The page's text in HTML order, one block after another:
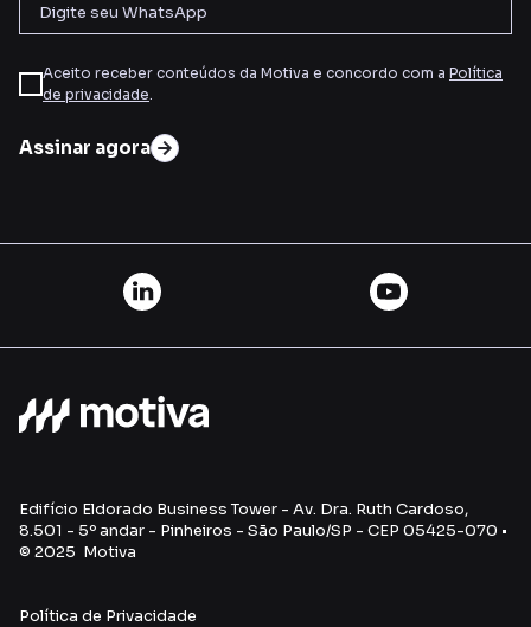
Aceito receber conteúdos da Motiva e concordo com a Política
de privacidade.
Assinar agora
Edifício Eldorado Business Tower - Av. Dra. Ruth Cardoso,
8.501 - 5º andar - Pinheiros - São Paulo/SP - CEP 05425-070 •
© 2025 Motiva
Política de Privacidade